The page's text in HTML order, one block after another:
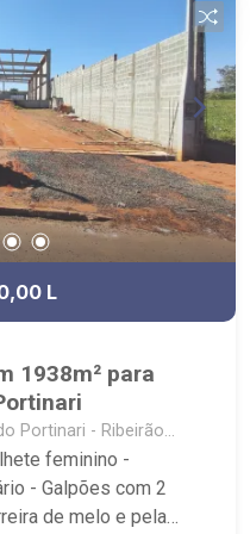
L
1938m² para
Portinari - Ribeirão
feminino -
de melo e pela